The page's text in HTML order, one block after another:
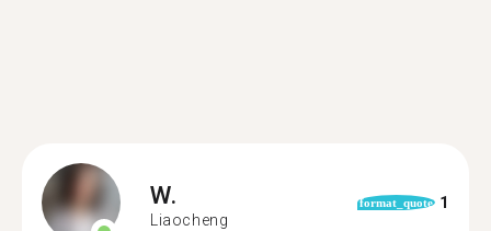
W.
Liaocheng
format_quote 1